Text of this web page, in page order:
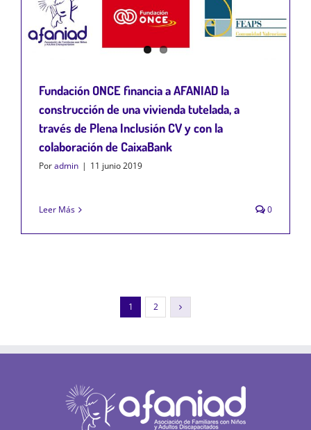
Fundación ONCE financia a AFANIAD la
construcción de una vivienda tutelada, a
través de Plena Inclusión CV y con la
colaboración de CaixaBank
Poradmin | 11 junio 2019
Leer Más 0
1 2